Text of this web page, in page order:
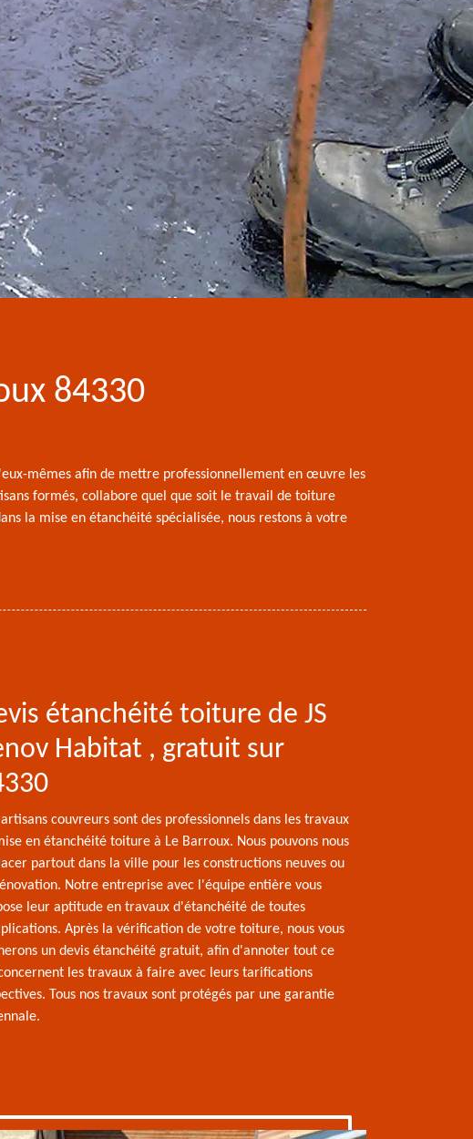
84330
mêmes afin de mettre professionnellement en œuvre les
formés, collabore quel que soit le travail de toiture
la mise en étanchéité spécialisée, nous restons à votre
étanchéité toiture de JS
Habitat , gratuit sur
artisans couvreurs sont des professionnels dans les travaux
en étanchéité toiture à Le Barroux. Nous pouvons nous
partout dans la ville pour les constructions neuves ou
Notre entreprise avec l'équipe entière vous
leur aptitude en travaux d'étanchéité de toutes
Après la vérification de votre toiture, nous vous
un devis étanchéité gratuit, afin d'annoter tout ce
les travaux à faire avec leurs tarifications
Tous nos travaux sont protégés par une garantie